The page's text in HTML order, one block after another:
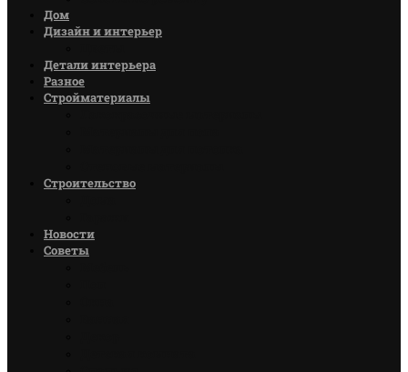
Дом
Дизайн и интерьер
Детали интерьера
Разное
Стройматериалы
Строительство
Новости
Советы